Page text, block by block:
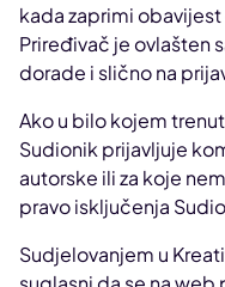
kada zaprimi
Priređivač je ovlašten
dorade i slično na
Ako u bilo kojem
Sudionik prijavljuje
autorske ili za koje
pravo isključenja
Sudjelovanjem u